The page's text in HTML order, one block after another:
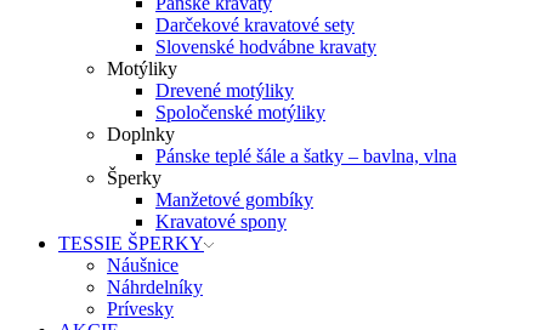
Darčekové kravatové sety
Slovenské hodvábne kravaty
Motýliky
Drevené motýliky
Spoločenské motýliky
Doplnky
Pánske teplé šále a šatky – bavlna, vlna
Šperky
Manžetové gombíky
Kravatové spony
TESSIE ŠPERKY
Náušnice
Náhrdelníky
Prívesky